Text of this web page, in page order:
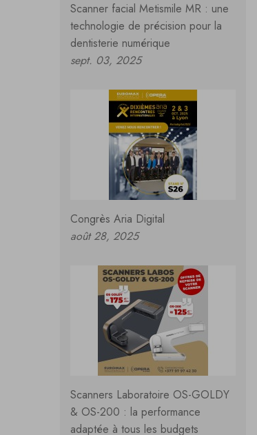
Scanner facial Metismile MR : une
technologie de précision pour la
dentisterie numérique
sept. 03, 2025
Congrès Aria Digital
août 28, 2025
Scanners Laboratoire OS-GOLDY
& OS-200 : la performance
adaptée à tous les budgets